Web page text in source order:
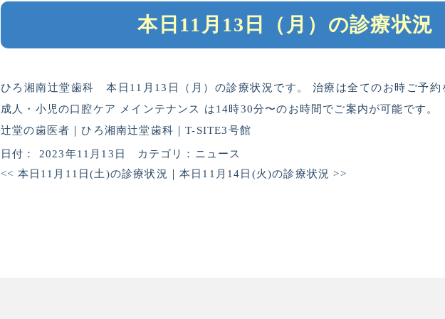
本日11月13日（月）の診療状況
ひろ湘南辻堂歯科 本日11月13日（月）の診療状況です。 治療は全てのお時ご予約
成人・小児の口腔ケア メインテナンス は14時30分〜のお時間でご案内が可能です。
辻堂の歯医者｜ひろ湘南辻堂歯科｜T-SITE3号館
日付： 2023年11月13日 カテゴリ： ニュース
<< 本日11月11日(土)の診療状況 ｜本日11月14日(火)の診療状況>>